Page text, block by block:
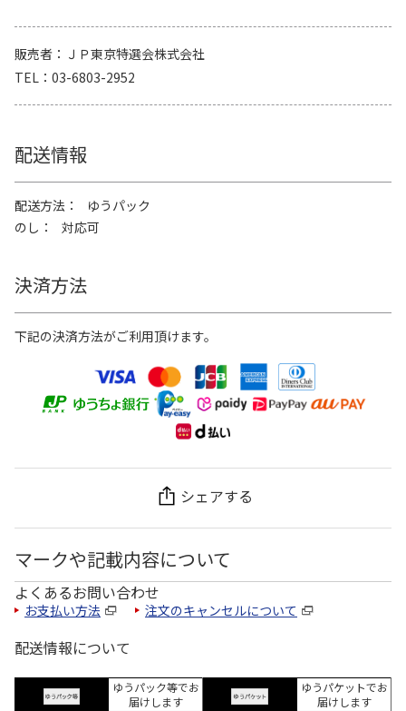
販売者
ＪＰ東京特選会株式会社
TEL
03-6803-2952
配送情報
配送方法
ゆうパック
のし
対応可
決済方法
下記の決済方法がご利用頂けます。
シェアする
マークや記載内容について
よくあるお問い合わせ
お支払い方法 注文のキャンセルについて
配送情報について
ゆうパック等でお
届けします
ゆうパケットでお
届けします